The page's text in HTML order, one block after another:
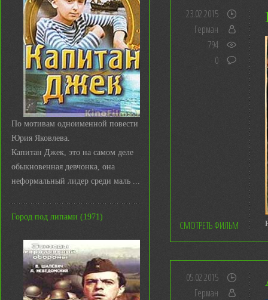
По мотивам одноименной повести
Юрия Яковлева.
Капитан Джек, это на самом деле
обыкновенная девчонка, она
неформальный лидер среди маль ...
Город под липами (1971)
23.02.2015
Герман
794
0
СМОТРЕТЬ ФИЛЬМ
05.02.2015
Герман